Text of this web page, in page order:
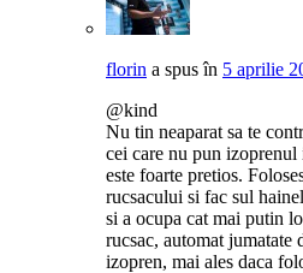
florin a spusîn 5 aprilie
@kind
Nu tin neaparat sa te
cei care nu pun
este foarte pretios.
rucsacului si fac sul
si a ocupa cat mai putin
rucsac, automat jumatate
izopren, mai ales daca